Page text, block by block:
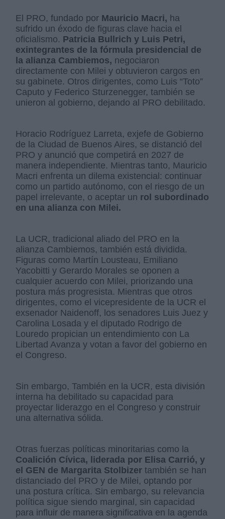
El PRO, fundado por Mauricio Macri, ha
sufrido un éxodo de figuras clave hacia el
oficialismo. Patricia Bullrich y Luis Petri,
exintegrantes de la fórmula presidencial de
la alianza Cambiemos, negociaron
directamente con Milei y obtuvieron cargos en
su gabinete. Otros dirigentes, como Luis “Toto”
Caputo y Federico Sturzenegger, también se
unieron al gobierno, dejando al PRO debilitado.
Horacio Rodríguez Larreta, exjefe de Gobierno
de la Ciudad de Buenos Aires, se distanció del
PRO y anunció que competirá en 2027 de
manera independiente. Mientras tanto, Mauricio
Macri enfrenta un dilema existencial: continuar
como un partido autónomo, con el riesgo de un
papel irrelevante, o aceptar un rol subordinado
en una alianza con Milei.
La UCR, tradicional aliado del PRO en la
alianza Cambiemos, también está dividida.
Figuras como Martín Lousteau, Emiliano
Yacobitti y Gerardo Morales se oponen a
cualquier acuerdo con Milei, priorizando una
postura más progresista. Mientras que otros
dirigentes, como el vicepresidente de la UCR el
exsenador Naidenoff, los senadores Luis Juez y
Carolina Losada y el diputado Rodrigo de
Louredo propician un entendimiento con La
Libertad Avanza y votan a favor del gobierno en
el Congreso.
Sin embargo, También en la UCR, esta división
interna ha debilitado su capacidad para
proyectar liderazgo en el Congreso y construir
una alternativa sólida.
Otras fuerzas políticas minoritarias como la
Coalición Cívica, liderada por Elisa Carrió, y
el GEN de Margarita Stolbizer también se han
distanciado del PRO y de Milei, optando por
una postura crítica. Sin embargo, su relevancia
política sigue siendo marginal, sin capacidad
para influir de manera significativa en la agenda